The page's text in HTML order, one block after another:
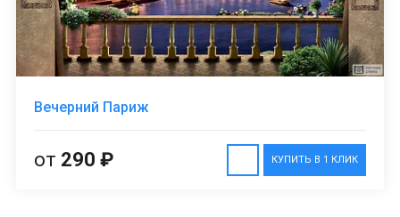
Вечерний Париж
КУПИТЬ В 1 КЛИК
от 290 ₽